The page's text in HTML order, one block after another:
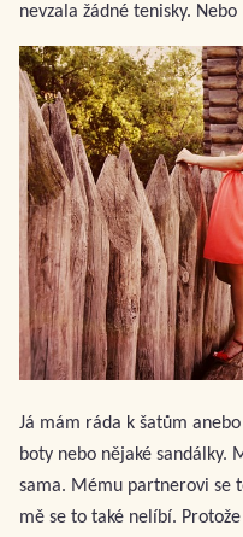
nevzala žádné tenisky. Nebo
Já mám ráda k šatům
boty nebo nějaké sandálky.
sama. Mému partnerovi se
mě se to také nelíbí.